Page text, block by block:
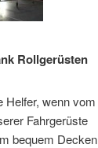
Rollgerüsten
Helfer, wenn vom
Fahrgerüste
bequem Decken